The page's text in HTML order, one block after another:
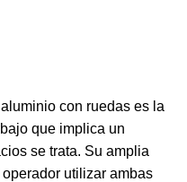
con ruedas es la
que implica un
se trata. Su amplia
utilizar ambas